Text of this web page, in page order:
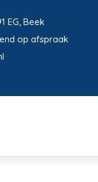
EG, Beek
op afspraak